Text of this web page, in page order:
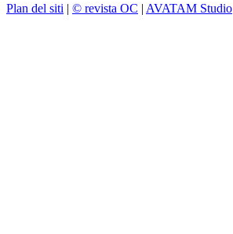
Plan del siti | © revista OC | AVATAM Studio